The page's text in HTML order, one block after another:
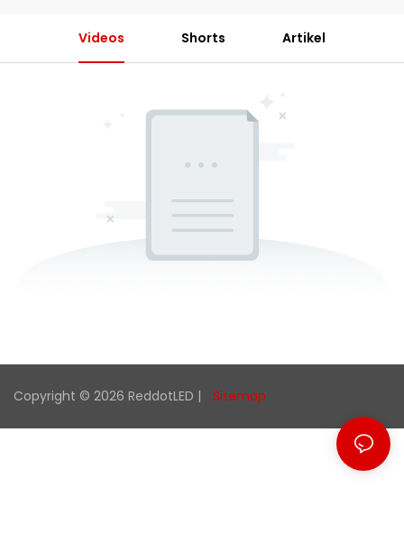
Videos Shorts Artikel
Copyright © 2026 ReddotLED | Sitemap